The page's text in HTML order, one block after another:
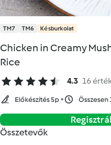
TM7 TM6 Késburkolat
Chicken in Creamy
Rice
4.3 16
Előkészítés 5p Összesen
Összetevők